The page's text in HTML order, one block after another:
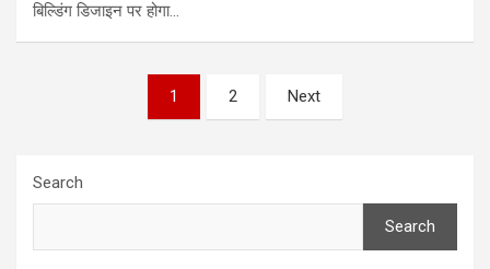
बिल्डिंग डिजाइन पर होगा…
1 2 Next
Search
Search